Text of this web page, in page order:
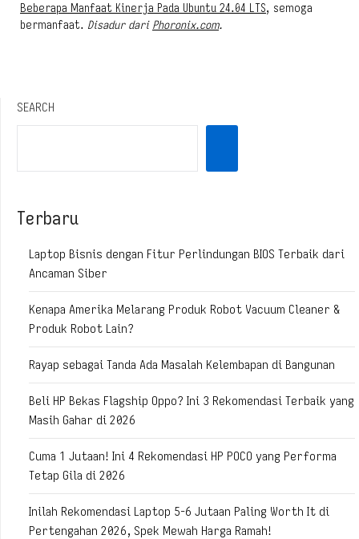
Beberapa Manfaat Kinerja Pada Ubuntu 24.04 LTS, semoga
bermanfaat. Disadur dari Phoronix.com.
SEARCH
Terbaru
Laptop Bisnis dengan Fitur Perlindungan BIOS Terbaik dari
Ancaman Siber
Kenapa Amerika Melarang Produk Robot Vacuum Cleaner &
Produk Robot Lain?
Rayap sebagai Tanda Ada Masalah Kelembapan di Bangunan
Beli HP Bekas Flagship Oppo? Ini 3 Rekomendasi Terbaik yang
Masih Gahar di 2026
Cuma 1 Jutaan! Ini 4 Rekomendasi HP POCO yang Performa
Tetap Gila di 2026
Inilah Rekomendasi Laptop 5-6 Jutaan Paling Worth It di
Pertengahan 2026, Spek Mewah Harga Ramah!